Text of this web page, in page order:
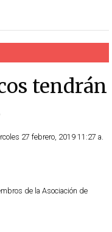
tendrán
27 febrero, 2019 11:27 a.
de la Asociación de